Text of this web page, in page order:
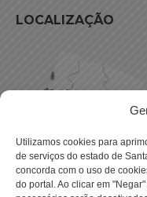
Utilizamos cookies para
de serviços do estado de
concorda com o uso de
do portal. Ao clicar em
LOCALIZAÇÃO